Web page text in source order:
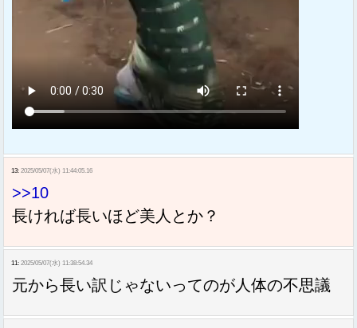
13: 2025/05/07(水) 11:44:05.16
>>10
長ければ長いほど美人とか？
11: 2025/05/07(水) 11:38:54.34
元から長い訳じゃないってのが人体の不思議